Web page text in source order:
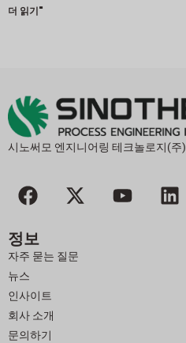
더 읽기"
시노써모 엔지니어링 테크놀로지(주)
F
a
e
b
o
o
k
X
-
터
유
튜
링
크
정보
자주 묻는 질문
뉴스
인사이트
회사 소개
문의하기